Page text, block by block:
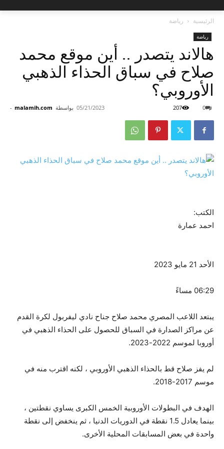
الرئيسية رياضة
رياضة
هالاند يتصدر .. أين موقع محمد
صلاح في سباق الحذاء الذهبي
الأوروبي؟
بواسطة malamih.com
- 05/21/2023 0
207
الكتب:
احمد عمارة
الأحد 21 مايو 2023
06:29 مساءً
يبتعد اللاعب المصري محمد صلاح جناح نادي ليفربول لكرة القدم
عن مراكز الصدارة في السباق للحصول على الحذاء الذهبي في
أوروبا لموسم 2022-2023.
لم يفز صلاح قط بالحذاء الذهبي الأوروبي ، لكنه اقترب منه في
موسم 2017-2018.
الهدف في البطولات الأوروبية الخمس الكبرى يساوي نقطتين ،
بينما يعادل 1.5 نقطة في الدوريات الدنيا ، ثم ينخفض ​​إلى نقطة
واحدة في بعض المسابقات المحلية الأخرى.